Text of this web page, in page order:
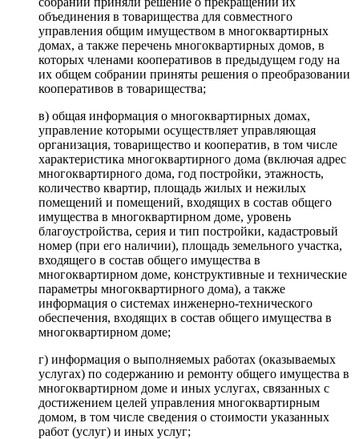
объединения в товарищества для совместного
управления общим имуществом в многоквартирных
домах, а также перечень многоквартирных домов, в
которых членами кооперативов в предыдущем году на
их общем собрании приняты решения о преобразовании
кооперативов в товарищества;
в) общая информация о многоквартирных домах,
управление которыми осуществляет управляющая
организация, товарищество и кооператив, в том числе
характеристика многоквартирного дома (включая адрес
многоквартирного дома, год постройки, этажность,
количество квартир, площадь жилых и нежилых
помещений и помещений, входящих в состав общего
имущества в многоквартирном доме, уровень
благоустройства, серия и тип постройки, кадастровый
номер (при его наличии), площадь земельного участка,
входящего в состав общего имущества в
многоквартирном доме, конструктивные и технические
параметры многоквартирного дома), а также
информация о системах инженерно-технического
обеспечения, входящих в состав общего имущества в
многоквартирном доме;
г) информация о выполняемых работах (оказываемых
услугах) по содержанию и ремонту общего имущества в
многоквартирном доме и иных услугах, связанных с
достижением целей управления многоквартирным
домом, в том числе сведения о стоимости указанных
работ (услуг) и иных услуг;